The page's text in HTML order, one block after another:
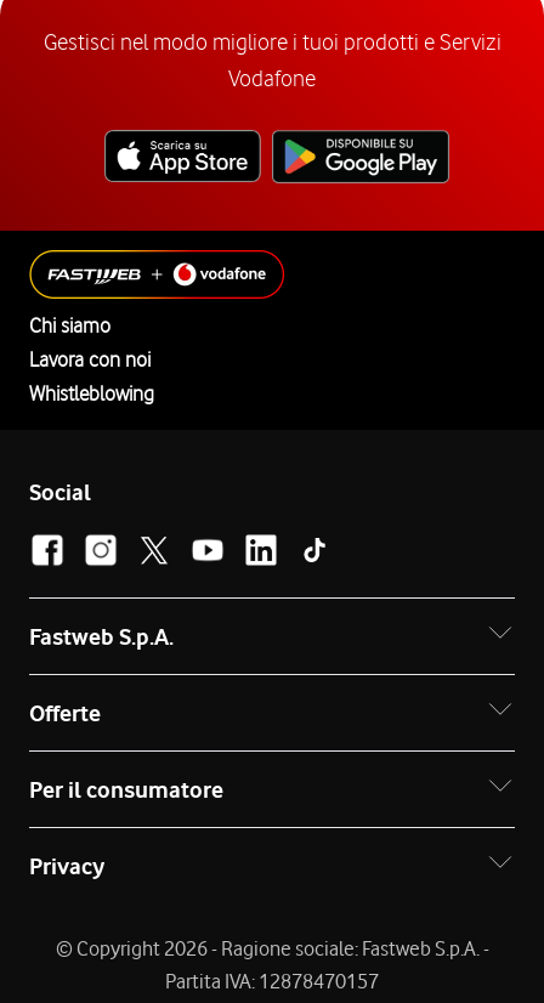
Gestisci nel modo migliore i tuoi prodotti e Servizi
Vodafone
Chi siamo
Lavora con noi
Whistleblowing
Social
Fastweb S.p.A.
Offerte
Per il consumatore
Privacy
© Copyright 2026 - Ragione sociale: Fastweb S.p.A. -
Partita IVA: 12878470157